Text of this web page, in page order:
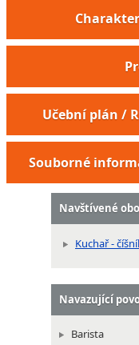
Učební plán /
Souborné
Navštívené
Kuchař -
Navazující
Pracovník
Barista